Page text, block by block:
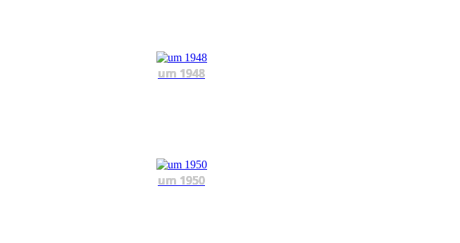
um 1948
um 1950